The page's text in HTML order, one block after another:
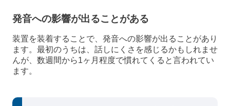
発音への影響が出ることがある
装置を装着することで、発音への影響が出ることがあり
ます。最初のうちは、話しにくさを感じるかもしれませ
んが、数週間から1ヶ月程度で慣れてくると言われてい
ます。